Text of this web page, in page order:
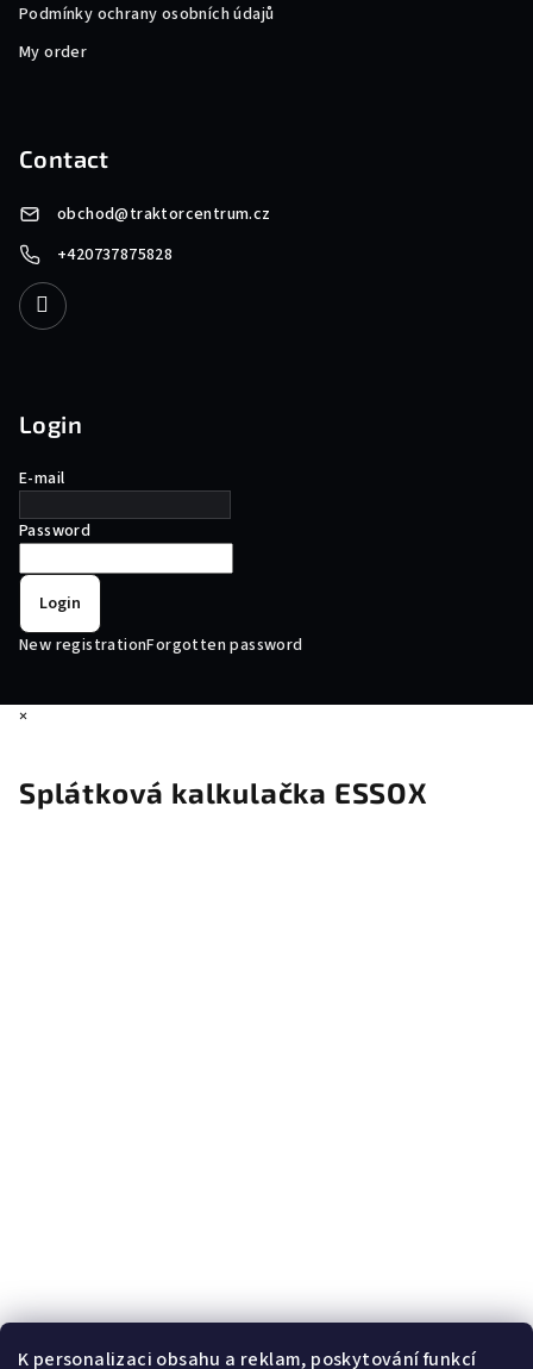
K personalizaci obsahu a reklam, poskytování funkcí
Podmínky ochrany osobních údajů
My order
Contact
obchod@traktorcentrum.cz
+420737875828
Login
E-mail
Password
Login
New registrationForgotten password
×
Splátková kalkulačka ESSOX